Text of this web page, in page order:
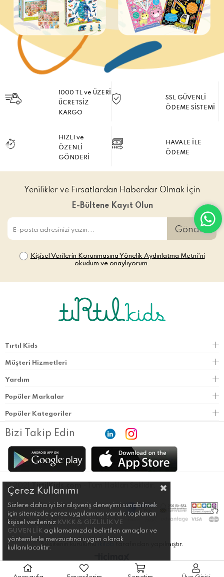
1000 TL ve ÜZERİ
ÜCRETSİZ
KARGO
SSL GÜVENLİ
ÖDEME SİSTEMİ
HIZLI ve
ÖZENLİ
GÖNDERİ
HAVALE İLE
ÖDEME
Yenilikler ve Fırsatlardan Haberdar Olmak İçin
E-Bültene Kayıt Olun
Gönder
Kişisel Verilerin Korunmasına Yönelik Aydınlatma Metni’ni
okudum ve onaylıyorum.
Tırtıl Kids
Müşteri Hizmetleri
Yardım
Popüler Markalar
Popüler Kategoriler
Bizi Takip Edin
© 2021 TirtilKids.com
Bu sitenin kurulumu tarafından yapılmıştır.
Çerez Kullanımı
Sizlere daha iyi bir alışveriş deneyimi sunabilmek
için sitemizde çerez uygulaması vardır, toplanan
kişisel verileriniz KVKK & GİZLİLİK VE
GÜVENLİK açıklamamızda belirtilen amaçlar ve
yöntemlerle mevzuatına uygun olarak
kullanılacaktır.